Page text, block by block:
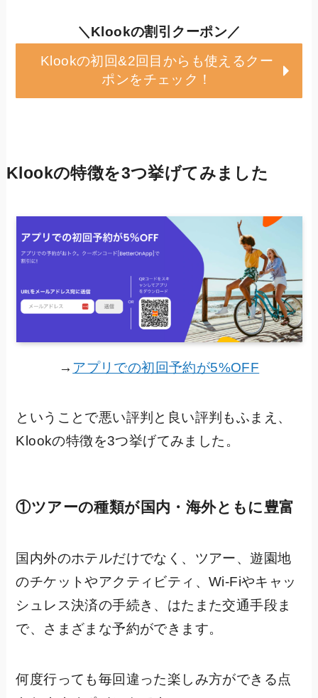
＼Klookの割引クーポン／
Klookの初回&2回目からも使えるクー
ポンをチェック！
Klookの特徴を3つ挙げてみました
→ アプリでの初回予約が5%OFF
ということで悪い評判と良い評判もふまえ、
Klookの特徴を3つ挙げてみました。
①ツアーの種類が国内・海外ともに豊富
国内外のホテルだけでなく、ツアー、遊園地
のチケットやアクティビティ、Wi-Fiやキャッ
シュレス決済の手続き、はたまた交通手段ま
で、さまざまな予約ができます。
何度行っても毎回違った楽しみ方ができる点